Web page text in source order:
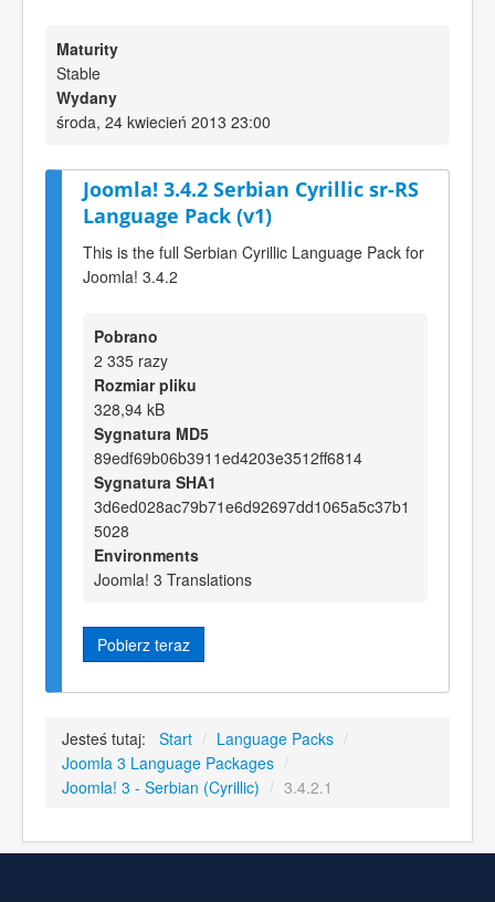
Maturity
Stable
Wydany
środa, 24 kwiecień 2013 23:00
Joomla! 3.4.2 Serbian Cyrillic sr-RS
Language Pack (v1)
This is the full Serbian Cyrillic Language Pack for
Joomla! 3.4.2
Pobrano
2 335 razy
Rozmiar pliku
328,94 kB
Sygnatura MD5
89edf69b06b3911ed4203e3512ff6814
Sygnatura SHA1
3d6ed028ac79b71e6d92697dd1065a5c37b1
5028
Environments
Joomla! 3 Translations
Pobierz teraz
Jesteś tutaj: Start / Language Packs /
Joomla 3 Language Packages /
Joomla! 3 - Serbian (Cyrillic) / 3.4.2.1